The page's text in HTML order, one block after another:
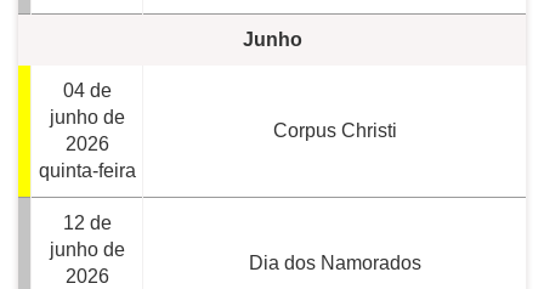
Junho
04 de
junho de
2026
quinta-feira
Corpus Christi
12 de
junho de
2026
Dia dos Namorados